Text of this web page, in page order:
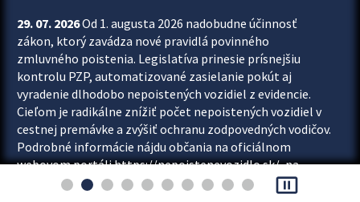
29. 07. 2026Od 1. augusta 2026 nadobudne účinnosť
zákon, ktorý zavádza nové pravidlá povinného
zmluvného poistenia. Legislatíva prinesie prísnejšiu
kontrolu PZP, automatizované zasielanie pokút aj
vyradenie dlhodobo nepoistených vozidiel z evidencie.
Cieľom je radikálne znížiť počet nepoistených vozidiel v
cestnej premávke a zvýšiť ochranu zodpovedných vodičov.
Podrobné informácie nájdu občania na oficiálnom
webovom portáli https://nepoistenevozidlo.sk/, na
ktorom od augusta pribudne aj možnosť overiť si...
pause_presentation